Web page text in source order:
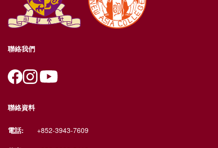
聯絡我們
聯絡資料
電話: +852-3943-7609